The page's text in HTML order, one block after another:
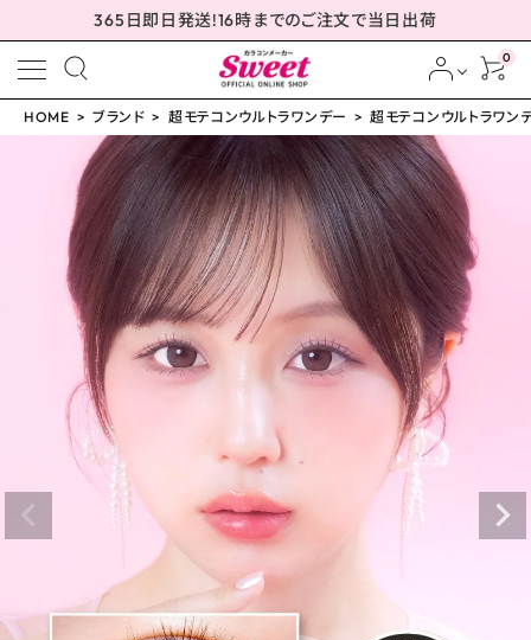
365日即日発送!16時までのご注文で当日出荷
0
meeting_room ログイン person 会員登録
超モテコンウルトラワン
デー 超理想リングブラ
(税込)
配送方法について
発送について
HOME ブランド 超モテコンウルトラワンデー 超モテコンウルトラワン